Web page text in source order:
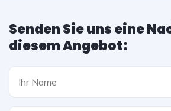
Senden Sie uns eine
diesem Angebot: